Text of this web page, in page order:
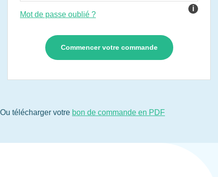
i
Mot de passe oublié ?
Ou télécharger votre bon de commande en PDF